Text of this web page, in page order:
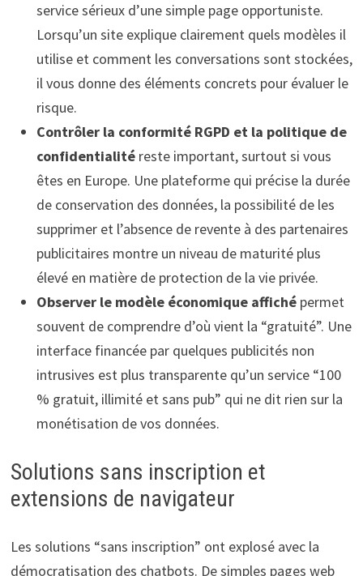
service sérieux d’une simple page opportuniste.
Lorsqu’un site explique clairement quels modèles il
utilise et comment les conversations sont stockées,
il vous donne des éléments concrets pour évaluer le
risque.
Contrôler la conformité RGPD et la politique de
confidentialitéreste important, surtout si vous
êtes en Europe. Une plateforme qui précise la durée
de conservation des données, la possibilité de les
supprimer et l’absence de revente à des partenaires
publicitaires montre un niveau de maturité plus
élevé en matière de protection de la vie privée.
Observer le modèle économique affichépermet
souvent de comprendre d’où vient la “gratuité”. Une
interface financée par quelques publicités non
intrusives est plus transparente qu’un service “100
% gratuit, illimité et sans pub” qui ne dit rien sur la
monétisation de vos données.
Solutions sans inscription et
extensions de navigateur
Les solutions “sans inscription” ont explosé avec la
démocratisation des chatbots. De simples pages web